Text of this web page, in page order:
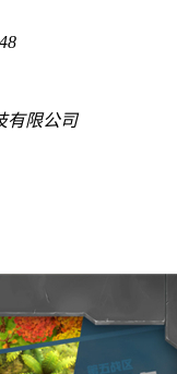
有限公司